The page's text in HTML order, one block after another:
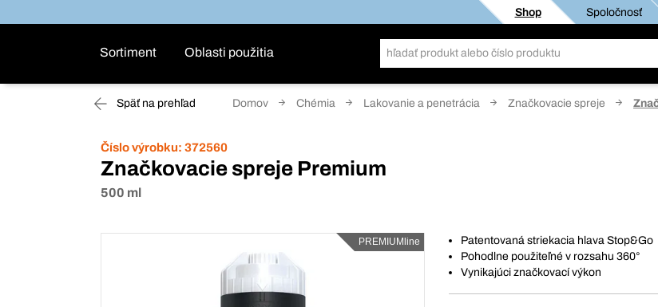
Shop Spoločnosť
Sortiment Oblasti použitia
Späť na prehľad Domov Chémia Lakovanie a penetrácia Značkovacie spreje
Číslo výrobku: 372560
Značkovacie spreje Premium
500 ml
PREMIUMline
Patentovaná striekacia hlava Stop&Go
Pohodlne použiteľné v rozsahu 360°
Vynikajúci značkovací výkon